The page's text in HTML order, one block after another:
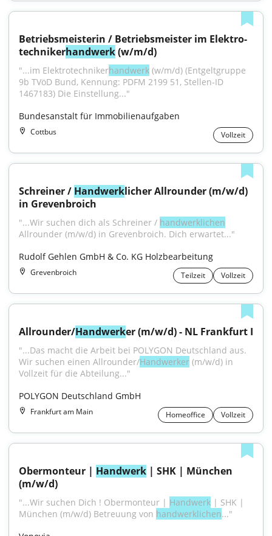
Betriebs­meisterin / Betriebs­meister im Elektro­
techniker­handwerk (w/m/d)
"...im Elektro­techniker­handwerk (w/m/d) (Entgelt­gruppe
9b TVöD Bund, Kennung: PDFM 2199 51, Stellen‑ID
1467183) Die Einstellung..."
Bundesanstalt für Immobilienaufgaben
Cottbus Vollzeit
Schreiner / Handwerklicher Allrounder (m/w/d)
in Grevenbroich
"...Wir suchen dich als Schreiner / handwerklichen
Allrounder (m/w/d) in Grevenbroich. Dich erwartet..."
Rudolf Gehlen GmbH & Co. KG Holzbearbeitung
Grevenbroich Teilzeit Vollzeit
Allrounder/Handwerker (m/w/d) - NL Frankfurt I
"...Das macht die Arbeit bei POLYGON Deutschland aus.
Wir suchen einen Allrounder/Handwerker (m/w/d) in
Vollzeit für die Abteilung..."
POLYGON Deutschland GmbH
Frankfurt am Main Homeoffice Vollzeit
Obermonteur | Handwerk | SHK | München
(m/w/d)
"...Wir suchen Dich ! Obermonteur | Handwerk | SHK |
München (m/w/d) Betreuung von handwerklichen..."